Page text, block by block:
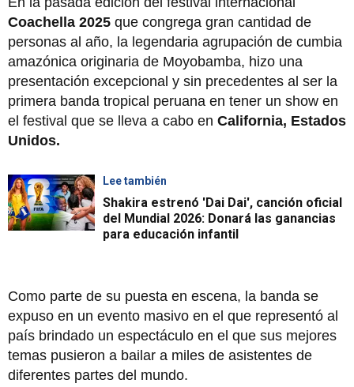
Coachella 2025 que congrega gran cantidad de
personas al año, la legendaria agrupación de cumbia
amazónica originaria de Moyobamba, hizo una
presentación excepcional y sin precedentes al ser la
primera banda tropical peruana en tener un show en
el festival que se lleva a cabo en California, Estados
Unidos.
Lee también
Shakira estrenó 'Dai Dai', canción oficial
del Mundial 2026: Donará las ganancias
para educación infantil
Como parte de su puesta en escena, la banda se
expuso en un evento masivo en el que representó al
país brindado un espectáculo en el que sus mejores
temas pusieron a bailar a miles de asistentes de
diferentes partes del mundo.